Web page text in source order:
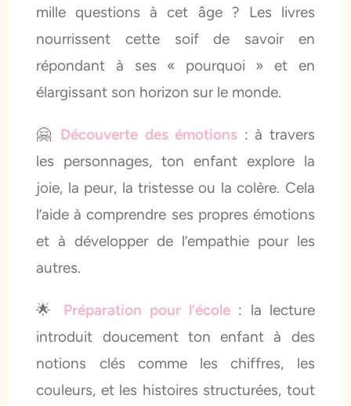
mille questions à cet âge ? Les livres
nourrissent cette soif de savoir en
répondant à ses « pourquoi » et en
élargissant son horizon sur le monde.
🤗 Découverte des émotions : à travers
les personnages, ton enfant explore la
joie, la peur, la tristesse ou la colère. Cela
l’aide à comprendre ses propres émotions
et à développer de l’empathie pour les
autres.
🌟 Préparation pour l’école : la lecture
introduit doucement ton enfant à des
notions clés comme les chiffres, les
couleurs, et les histoires structurées, tout